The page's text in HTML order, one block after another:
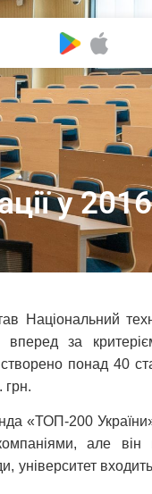
у
Національний
за критерієм
понад 40
грн.
«ТОП-200
але
університет